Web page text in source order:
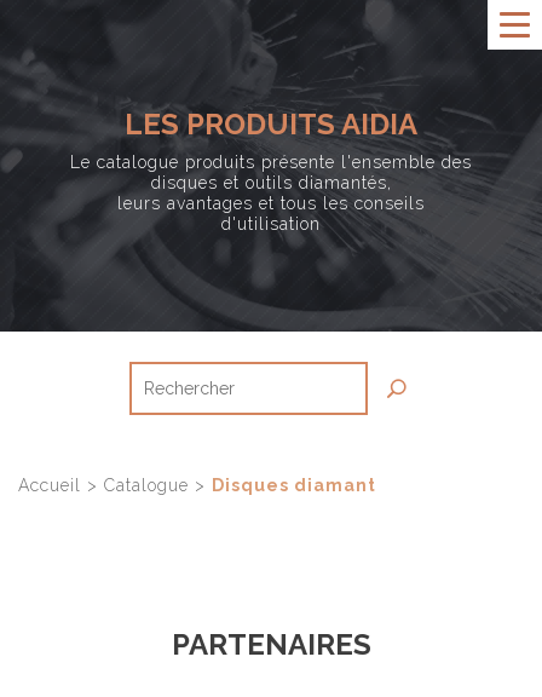
LES PRODUITS AIDIA
Le catalogue produits présente l'ensemble des
disques et outils diamantés,
leurs avantages et tous les conseils
d'utilisation
Accueil > Catalogue > Disques diamant
PARTENAIRES